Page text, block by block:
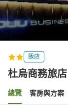
飯店
杜烏商務旅店
總覽 客房與方案